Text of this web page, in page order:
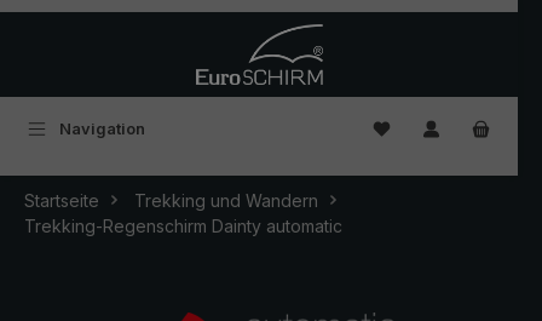
Navigation Du hast 0
Startseite
Trekking und Wandern
Trekking-Regenschirm Dainty automatic